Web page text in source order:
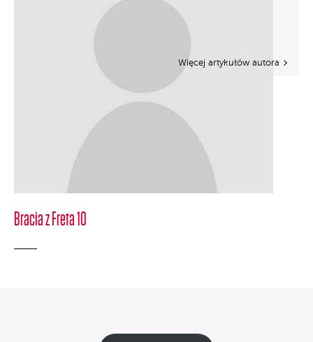
Bracia z Freta 10
Więcej artykułów autora